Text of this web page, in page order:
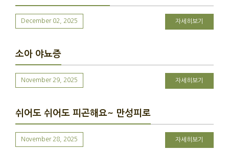
December 02, 2025 자세히보기
소아 야뇨증
November 29, 2025 자세히보기
쉬어도 쉬어도 피곤해요~ 만성피로
November 28, 2025 자세히보기